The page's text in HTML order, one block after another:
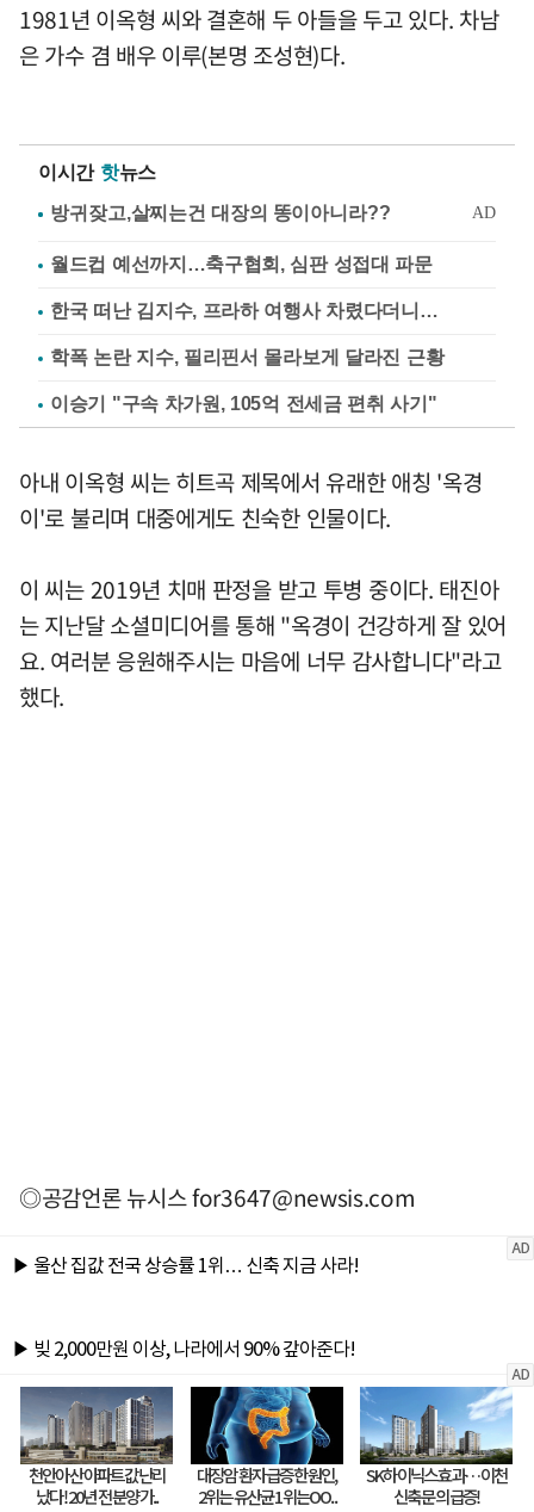
1981년 이옥형 씨와 결혼해 두 아들을 두고 있다. 차남
은 가수 겸 배우 이루(본명 조성현)다.
이시간 핫뉴스
월드컵 예선까지…축구협회, 심판 성접대 파문
한국 떠난 김지수, 프라하 여행사 차렸다더니…
학폭 논란 지수, 필리핀서 몰라보게 달라진 근황
이승기 "구속 차가원, 105억 전세금 편취 사기"
아내 이옥형 씨는 히트곡 제목에서 유래한 애칭 '옥경
이'로 불리며 대중에게도 친숙한 인물이다.
이 씨는 2019년 치매 판정을 받고 투병 중이다. 태진아
는 지난달 소셜미디어를 통해 "옥경이 건강하게 잘 있어
요. 여러분 응원해주시는 마음에 너무 감사합니다"라고
했다.
◎공감언론 뉴시스for3647@newsis.com